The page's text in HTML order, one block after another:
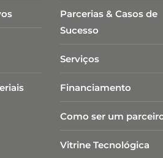
Parcerias & Casos de
Sucesso
Serviços
Financiamento
Como ser um
Vitrine Tecnológica